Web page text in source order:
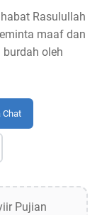
Rasulullah
maaf dan
oleh
Chat
Pujian